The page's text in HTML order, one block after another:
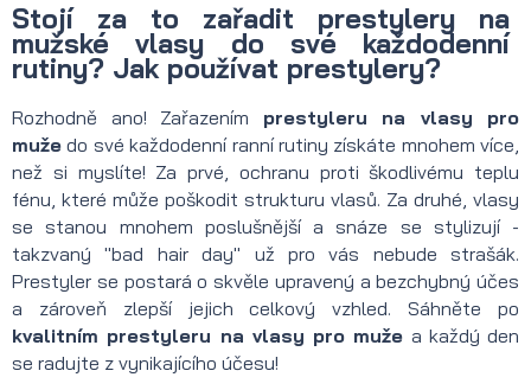
Stojí za to zařadit prestylery na
mužské vlasy do své každodenní
rutiny? Jak používat prestylery?
Rozhodně ano! Zařazením prestyleru na vlasy pro
muže do své každodenní ranní rutiny získáte mnohem více,
než si myslíte! Za prvé, ochranu proti škodlivému teplu
fénu, které může poškodit strukturu vlasů. Za druhé, vlasy
se stanou mnohem poslušnější a snáze se stylizují -
takzvaný "bad hair day" už pro vás nebude strašák.
Prestyler se postará o skvěle upravený a bezchybný účes
a zároveň zlepší jejich celkový vzhled. Sáhněte po
kvalitním prestyleru na vlasy pro muže a každý den
se radujte z vynikajícího účesu!